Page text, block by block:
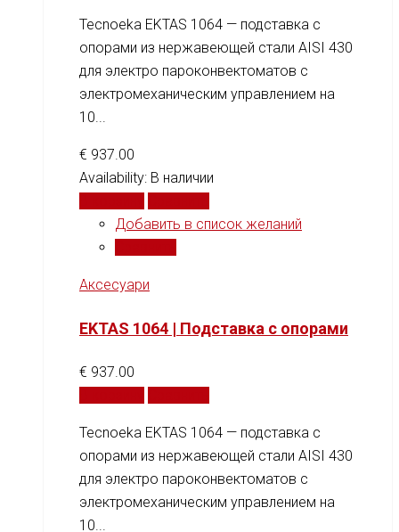
Tecnoeka EKTAS 1064 — подставка с
опорами из нержавеющей стали AISI 430
для электро пароконвектоматов с
электромеханическим управлением на
10...
€ 937.00
Availability: В наличии
Добавить в список желаний
Аксесуари
EKTAS 1064 | Подставка с опорами
€ 937.00
Tecnoeka EKTAS 1064 — подставка с
опорами из нержавеющей стали AISI 430
для электро пароконвектоматов с
электромеханическим управлением на
10...